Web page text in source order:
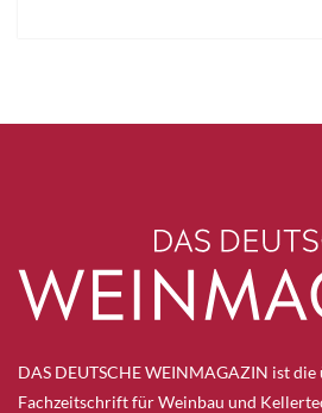
DAS DEUTSCHE WEINMAGAZIN ist
Fachzeitschrift für Weinbau und